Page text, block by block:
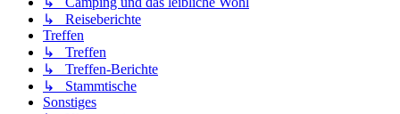
↳ Reiseberichte
Treffen
↳ Treffen
↳ Treffen-Berichte
↳ Stammtische
Sonstiges